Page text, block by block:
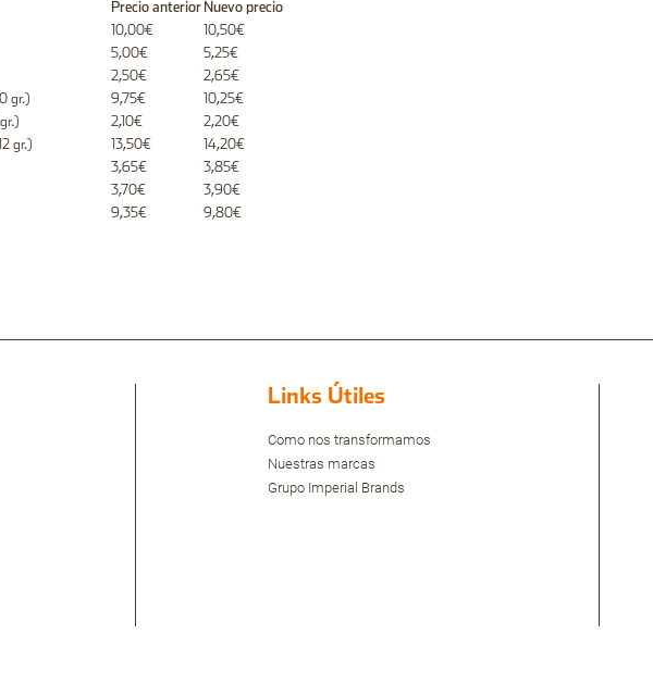
Precio anterior Nuevo precio
10,00€
10,50€
5,00€
5,25€
2,50€
2,65€
gr.)
9,75€
10,25€
2,10€
2,20€
gr.)
13,50€
14,20€
3,65€
3,85€
3,70€
3,90€
9,35€ 9,80€
Links Útiles
Como nos transformamos
Nuestras marcas
Grupo Imperial Brands